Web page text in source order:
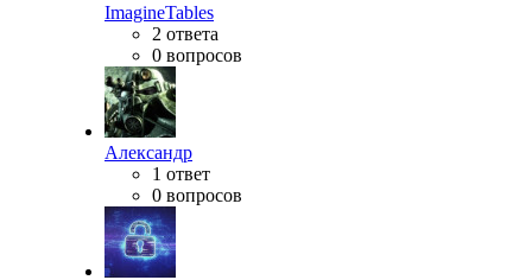
ImagineTables
2 ответа
0 вопросов
Александр
1 ответ
0 вопросов